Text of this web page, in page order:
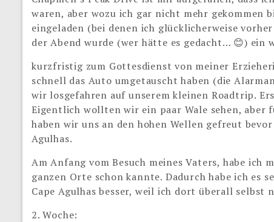
waren, aber wozu ich gar nicht mehr gekommen
eingeladen (bei denen ich glücklicherweise
der Abend wurde (wer hätte es gedacht… 😊)
kurzfristig zum Gottesdienst von meiner
schnell das Auto umgetauscht haben (die
wir losgefahren auf unserem kleinen Roadtrip.
Eigentlich wollten wir ein paar Wale sehen, aber
haben wir uns an den hohen Wellen gefreut
Agulhas.
Am Anfang vom Besuch meines Vaters, habe
ganzen Orte schon kannte. Dadurch habe ich es
Cape Agulhas besser, weil ich dort überall selbst
2. Woche: